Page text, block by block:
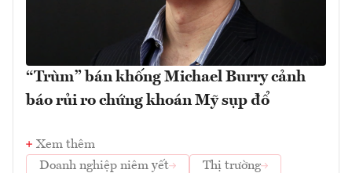
“Trùm” bán khống Michael Burry cảnh
báo rủi ro chứng khoán Mỹ sụp đổ
Xem thêm
Doanh nghiệp niêm yết
Thị trường